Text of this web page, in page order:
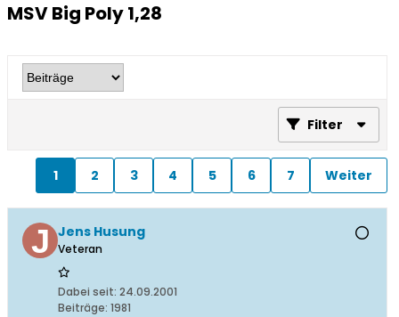
MSV Big Poly 1,28
Filter
1 2 3 4 5 6 7 Weiter
Jens Husung
Veteran
Dabei seit: 24.09.2001
Beiträge: 1981